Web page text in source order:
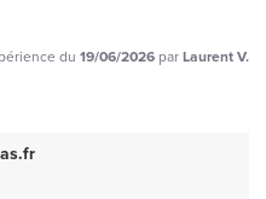
du 19/06/2026 parLaurent V.